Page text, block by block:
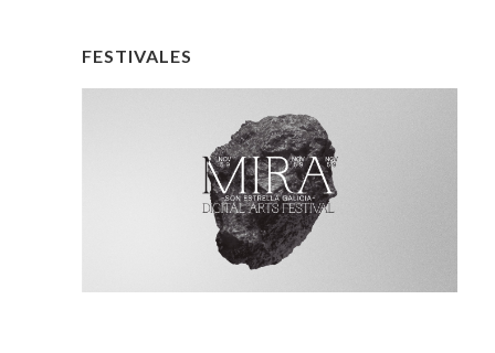
FESTIVALES